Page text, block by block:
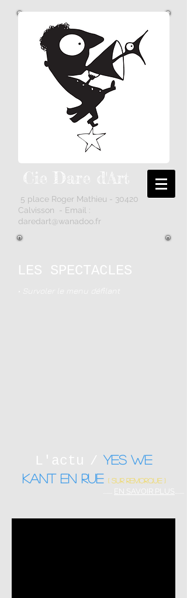
Cie Dare d'Art
5 place Roger Mathieu - 30420
Calvisson - Email :
daredart@wanadoo.fr
LES SPECTACLES
• Survoler le menu défilant
L'actu / YES WE
KANT en RUE ( sur remorque )
EN SAVOIR PLUS